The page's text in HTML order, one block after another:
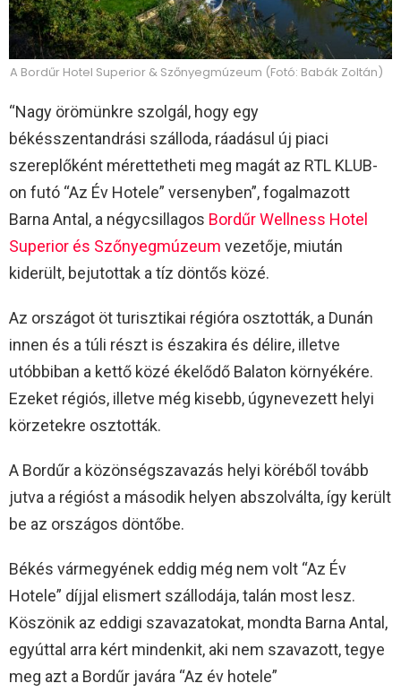
A Bordűr Hotel Superior & Szőnyegmúzeum (Fotó: Babák Zoltán)
“Nagy örömünkre szolgál, hogy egy
békésszentandrási szálloda, ráadásul új piaci
szereplőként mérettetheti meg magát az RTL KLUB-
on futó “Az Év Hotele” versenyben”, fogalmazott
Barna Antal, a négycsillagos Bordűr Wellness Hotel
Superior és Szőnyegmúzeum vezetője, miután
kiderült, bejutottak a tíz döntős közé.
Az országot öt turisztikai régióra osztották, a Dunán
innen és a túli részt is északira és délire, illetve
utóbbiban a kettő közé ékelődő Balaton környékére.
Ezeket régiós, illetve még kisebb, úgynevezett helyi
körzetekre osztották.
A Bordűr a közönségszavazás helyi köréből tovább
jutva a régióst a második helyen abszolválta, így került
be az országos döntőbe.
Békés vármegyének eddig még nem volt “Az Év
Hotele” díjjal elismert szállodája, talán most lesz.
Köszönik az eddigi szavazatokat, mondta Barna Antal,
egyúttal arra kért mindenkit, aki nem szavazott, tegye
meg azt a Bordűr javára “Az év hotele”